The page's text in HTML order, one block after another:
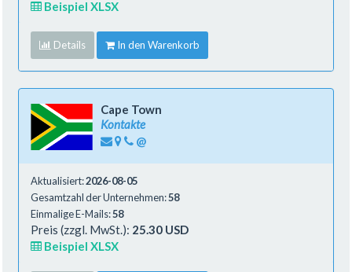
Beispiel XLSX
Details In den Warenkorb
Cape Town
Kontakte
@
Aktualisiert:2026-08-05
Gesamtzahl der Unternehmen:58
Einmalige E-Mails:58
Preis (zzgl. MwSt.): 25.30 USD
Beispiel XLSX